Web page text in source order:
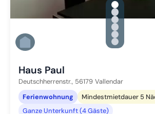
Zu Slide 1
Zu Slide 2
Zu Slide 3
Zu Slide 4
Zu Slide 5
Zu Slide 6
Haus Paul
Deutschherrenstr., 56179 Vallendar
Ferienwohnung
Mindestmietdauer 5
Ganze Unterkunft (4 Gäste)